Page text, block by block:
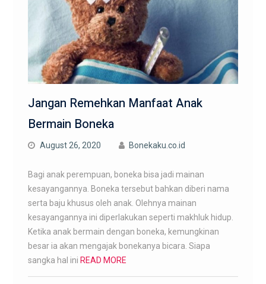
Jangan Remehkan Manfaat Anak
Bermain Boneka
August 26, 2020 Bonekaku.co.id
Bagi anak perempuan, boneka bisa jadi mainan
kesayangannya. Boneka tersebut bahkan diberi nama
serta baju khusus oleh anak. Olehnya mainan
kesayangannya ini diperlakukan seperti makhluk hidup.
Ketika anak bermain dengan boneka, kemungkinan
besar ia akan mengajak bonekanya bicara. Siapa
sangka hal ini READ MORE